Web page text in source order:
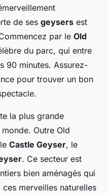
de ses geysers est
par le Old
du parc, qui entre
90 minutes. Assurez-
pour trouver un bon
la plus grande
Outre Old
Castle Geyser, le
. Ce secteur est
bien aménagés qui
merveilles naturelles